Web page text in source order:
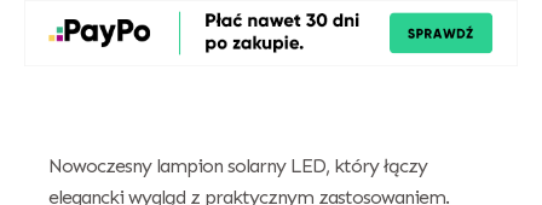
Nowoczesny lampion solarny LED, który łączy
elegancki wygląd z praktycznym zastosowaniem.